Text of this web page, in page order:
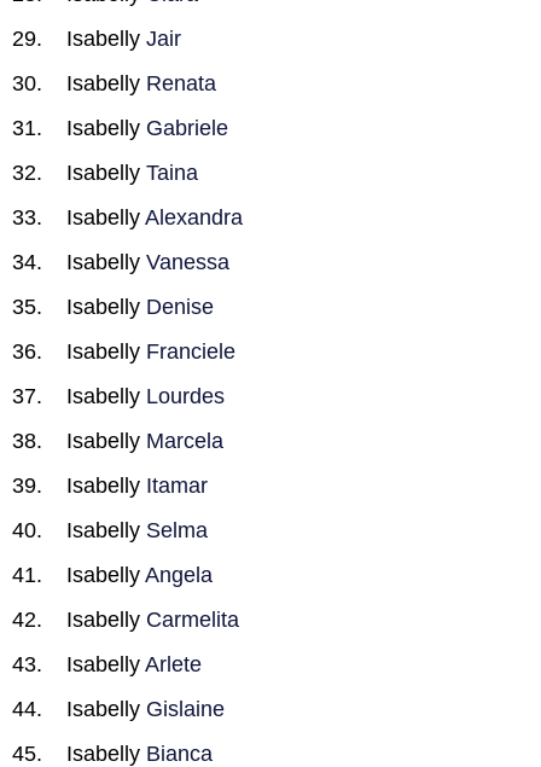
Isabelly Jair
Isabelly Renata
Isabelly Gabriele
Isabelly Taina
Isabelly Alexandra
Isabelly Vanessa
Isabelly Denise
Isabelly Franciele
Isabelly Lourdes
Isabelly Marcela
Isabelly Itamar
Isabelly Selma
Isabelly Angela
Isabelly Carmelita
Isabelly Arlete
Isabelly Gislaine
Isabelly Bianca